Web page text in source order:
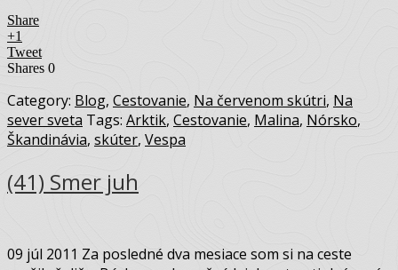
Share
+1
Tweet
Shares 0
Category: Blog, Cestovanie, Na červenom skútri, Na
sever sveta Tags: Arktik, Cestovanie, Malina, Nórsko,
Škandinávia, skúter, Vespa
(41) Smer juh
09 júl 2011 Za posledné dva mesiace som si na ceste